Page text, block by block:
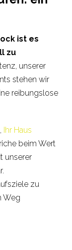
ist es
zu
unserer
stehen wir
reibungslose
Ihr Haus
beim Wert
unserer
zu
Weg